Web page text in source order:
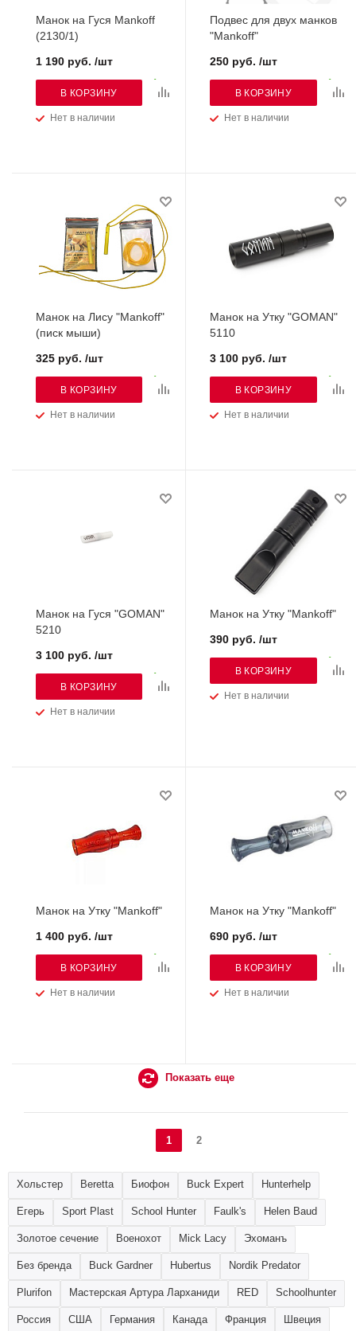
Манок на Гуся Mankoff
(2130/1)
Нет в наличии
1 190 руб. /шт
В КОРЗИНУ
Подвес для двух манков
"Mankoff"
Нет в наличии
250 руб. /шт
В КОРЗИНУ
Манок на Лису "Mankoff"
(писк мыши)
Нет в наличии
325 руб. /шт
В КОРЗИНУ
Манок на Утку "GOMAN"
5110
Нет в наличии
3 100 руб. /шт
В КОРЗИНУ
Манок на Гуся "GOMAN"
5210
Нет в наличии
3 100 руб. /шт
В КОРЗИНУ
Манок на Утку "Mankoff"
Нет в наличии
390 руб. /шт
В КОРЗИНУ
Манок на Утку "Mankoff"
Нет в наличии
1 400 руб. /шт
В КОРЗИНУ
Манок на Утку "Mankoff"
Нет в наличии
690 руб. /шт
В КОРЗИНУ
Показать еще
1 2
Хольстер Beretta Биофон Buck Expert Hunterhelp
Егерь Sport Plast School Hunter Faulk's Helen Baud
Золотое сечение Военохот Mick Lacy Эхоманъ
Без бренда Buck Gardner Hubertus Nordik Predator
Plurifon Мастерская Артура Ларханиди RED Schoolhunter
Россия США Германия Канада Франция Швеция